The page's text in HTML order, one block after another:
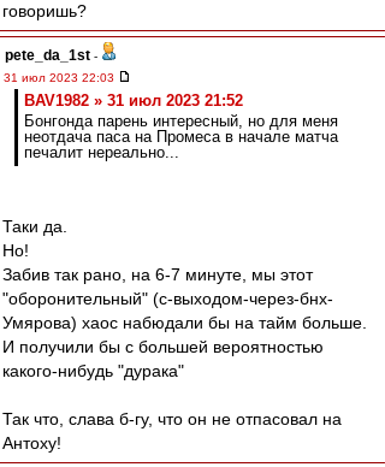
говоришь?
pete_da_1st -
31 июл 2023 22:03
BAV1982 » 31 июл 2023 21:52
Бонгонда парень интересный, но для меня
неотдача паса на Промеса в начале матча
печалит нереально...
Таки да.
Но!
Забив так рано, на 6-7 минуте, мы этот
"оборонительный" (с-выходом-через-бнх-
Умярова) хаос набюдали бы на тайм больше.
И получили бы с большей вероятностью
какого-нибудь "дурака"
Так что, слава б-гу, что он не отпасовал на
Антоху!